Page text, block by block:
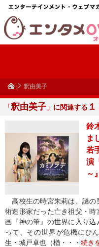
釈由美子
「釈由美子 」に関連する １
鈴
ま
若
演
～
高校生の時宮朱莉は、謎の
術造形家だった亡き祖父・
画『神の筆』の世界に入り込
って、その世界が危機にひ
生・城戸卓也（楢・・・ 続き